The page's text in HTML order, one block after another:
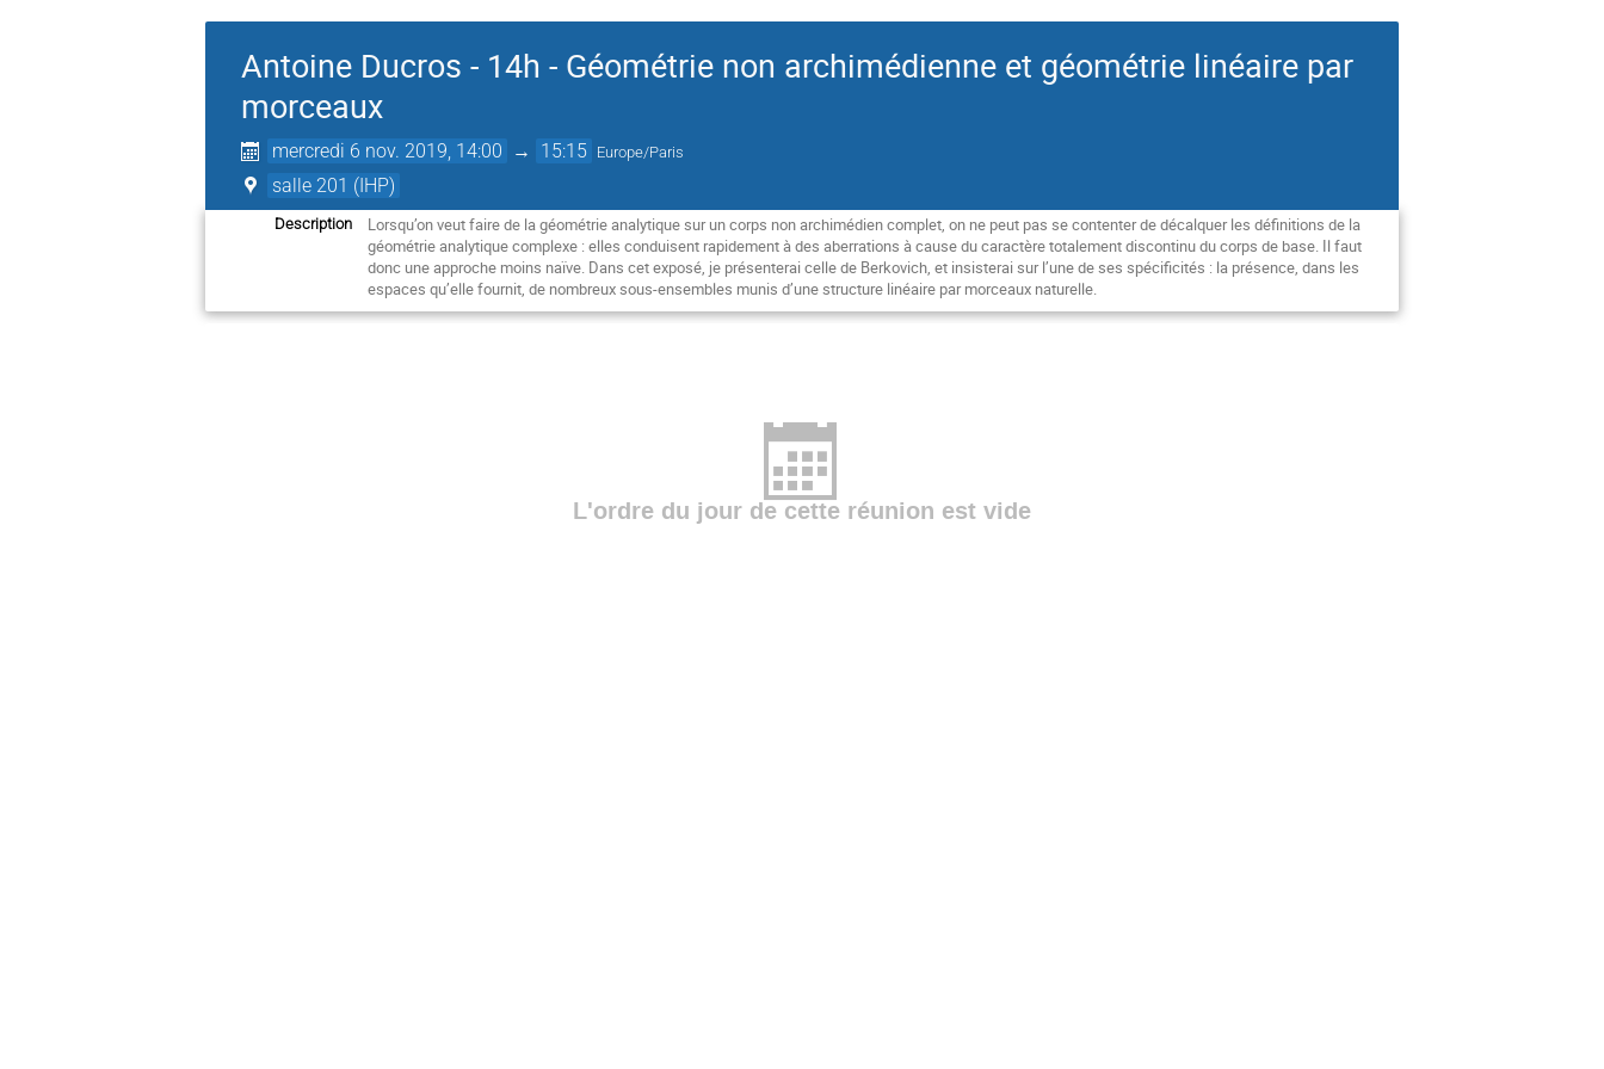
Antoine Ducros - 14h - Géométrie non archimédienne et géométrie linéaire par
morceaux
mercredi 6 nov. 2019, 14:00 → 15:15 Europe/Paris
salle 201 (IHP)
Description
Lorsqu’on veut faire de la géométrie analytique sur un corps non archimédien complet, on ne peut pas se contenter de décalquer les définitions de la
géométrie analytique complexe : elles conduisent rapidement à des aberrations à cause du caractère totalement discontinu du corps de base. Il faut
donc une approche moins naïve. Dans cet exposé, je présenterai celle de Berkovich, et insisterai sur l’une de ses spécificités : la présence, dans les
espaces qu’elle fournit, de nombreux sous-ensembles munis d’une structure linéaire par morceaux naturelle.
L'ordre du jour de cette réunion est vide